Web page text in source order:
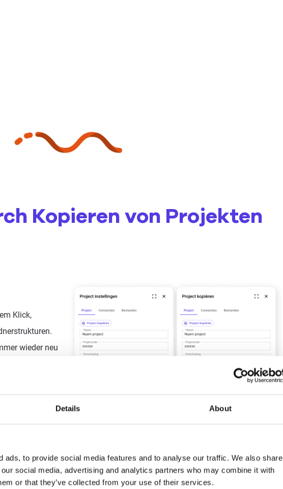
Details About
ads, to provide social media features and to analyse our traffic. We also share
social media, advertising and analytics partners who may combine it with
or that they’ve collected from your use of their services.
Kopieren von Projekten
Klick,
wieder neu
Sie den